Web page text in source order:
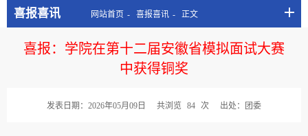
喜报喜讯 网站首页 喜报喜讯 正文
喜报：学院在第十二届安徽省模拟面试大赛
中获得铜奖
发表日期：2026年05月09日 共浏览 84 次 出处：团委